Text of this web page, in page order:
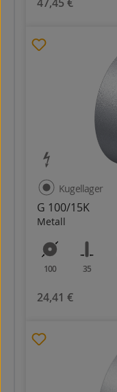
G 100/15K
Metall
Kugellager
100 35
24,41 €